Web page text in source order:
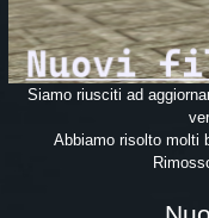
Siamo riusciti ad
Abbiamo risolto molti